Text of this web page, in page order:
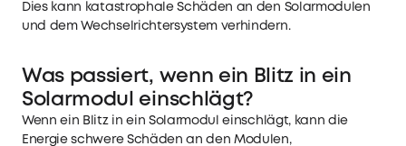
Dies kann katastrophale Schäden an den Solarmodulen
und dem Wechselrichtersystem verhindern.
Was passiert, wenn ein Blitz in ein
Solarmodul einschlägt?
Wenn ein Blitz in ein Solarmodul einschlägt, kann die
Energie schwere Schäden an den Modulen,